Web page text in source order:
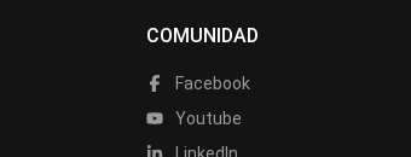
COMUNIDAD
Facebook
Youtube